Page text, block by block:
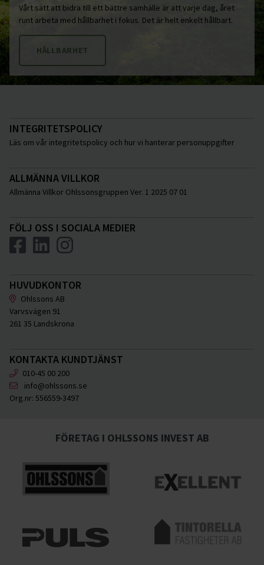
Vårt sätt att bidra till ett bättre samhälle är att varje dag, året
runt arbeta med hållbarhet i fokus. Det är helt enkelt hållbart.
HÅLLBARHET
INTEGRITETSPOLICY
Läs om vår integritetspolicy och hur vi hanterar personuppgifter
ALLMÄNNA VILLKOR
Allmänna Villkor Ohlssonsgruppen Ver. 1 2025 07 01
FÖLJ OSS I SOCIALA MEDIER
HUVUDKONTOR
Ohlssons AB
Varvsvägen 91
261 35 Landskrona
KONTAKTA KUNDTJÄNST
010-45 00 200
info@ohlssons.se
Org.nr: 556559-3497
FÖRETAG I OHLSSONS INVEST AB